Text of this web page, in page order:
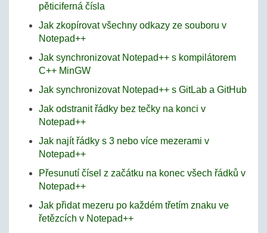
pěticiferná čísla
Jak zkopírovat všechny odkazy ze souboru v
Notepad++
Jak synchronizovat Notepad++ s kompilátorem
C++ MinGW
Jak synchronizovat Notepad++ s GitLab a GitHub
Jak odstranit řádky bez tečky na konci v
Notepad++
Jak najít řádky s 3 nebo více mezerami v
Notepad++
Přesunutí čísel z začátku na konec všech řádků v
Notepad++
Jak přidat mezeru po každém třetím znaku ve
řetězcích v Notepad++